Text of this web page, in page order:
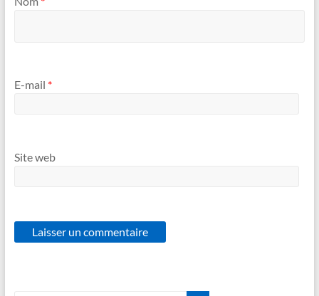
E-mail *
Site web